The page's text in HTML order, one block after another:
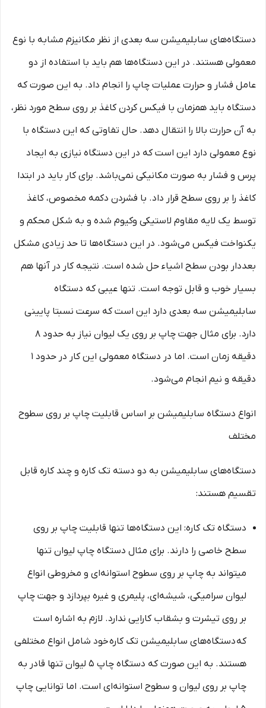
دستگاه‌های سابلیمیشن سه بعدی از نظر مکانیزم مشابه با نوع
معمولی هستند. در این دستگاه‌ها هم باید با استفاده از دو
عامل فشار و حرارت عملیات چاپ را انجام داد. به این صورت که
دستگاه باید همزمان با فیکس کردن کاغذ بر روی سطح مورد نظر،
به آن حرارت بالا را انتقال دهد. حال تفاوتی که این دستگاه با
نوع معمولی دارد این است که در این دستگاه نیازی به ایجاد
پرس و فشار به صورت مکانیکی نمی‌باشد. برای کار باید در ابتدا
کاغذ را بر روی سطح قرار داد. با فشردن دکمه مخصوص، کاغذ
توسط یک لایه مقاوم لاستیکی وکیوم شده و به شکل محکم و
یکنواخت فیکس می‌شود. در این دستگاه‌ها تا حد زیادی مشکل
بعددار بودن سطح اشیاء حل شده است. نتیجه کار در آنها هم
بسیار خوب و قابل توجه است. تنها عیبی که دستگاه
سابلیمیشن سه بعدی دارد این است که سرعت نسبتا پایینی
دارد. برای مثال جهت چاپ بر روی یک لیوان نیاز به حدود 8
دقیقه زمان است. اما در دستگاه معمولی این کار در حدود 1
دقیقه و نیم انجام می‌شود.
انواع دستگاه سابلیمیشن بر اساس قابلیت چاپ بر روی سطوح
مختلف
دستگاه‌های سابلیمیشن به دو دسته تک کاره و چند کاره قابل
تقسیم هستند:
دستگاه تک کاره: این دستگاه‌ها تنها قابلیت چاپ بر روی
سطح خاصی را دارند. برای مثال دستگاه چاپ لیوان تنها
میتواند به چاپ بر روی سطوح استوانه‌ای و مخروطی انواع
لیوان سرامیکی، شیشه‌ای، پلیمری و غیره بپردازد و جهت چاپ
بر روی تیشرت و بشقاب کارایی ندارد. لازم به اشاره است
که دستگاه‌های سابلیمیشن تک کاره خود شامل انواع مختلفی
هستند. به این صورت که دستگاه چاپ 5 لیوان تنها قادر به
چاپ بر روی لیوان و سطوح استوانه‌ای است. اما توانایی چاپ